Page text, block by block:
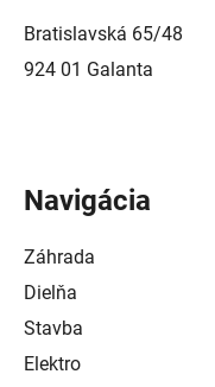
Bratislavská 65/48
924 01 Galanta
Navigácia
Záhrada
Dielňa
Stavba
Elektro